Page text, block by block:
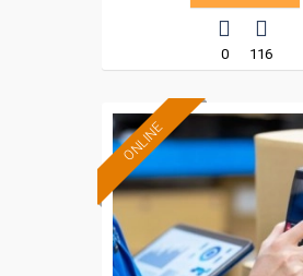
0 116
ONLINE
Formación 100%
subvencionada.
Para desempleados,
trabajadores y
autónomos de Madrid.